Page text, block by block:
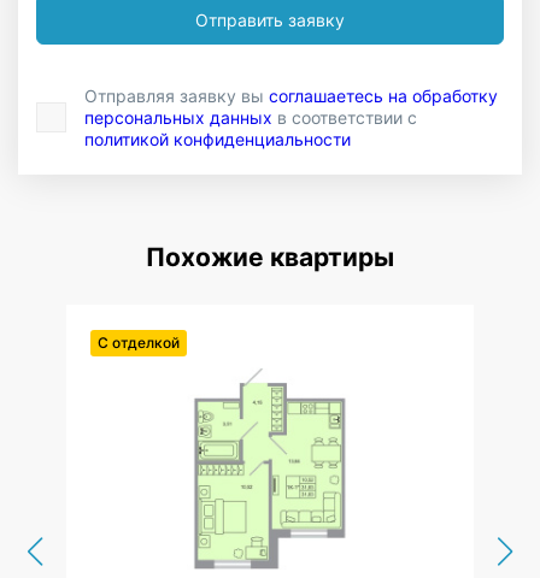
Отправить заявку
Отправляя заявку вы соглашаетесь на обработку
персональных данных в соответствии с
политикой конфиденциальности
Похожие квартиры
С отделкой